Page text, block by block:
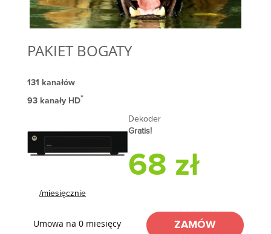
PAKIET BOGATY
131 kanałów
93 kanały HD*
Dekoder
Gratis!
68 zł
/miesięcznie
Umowa na 0 miesięcy ZAMÓW